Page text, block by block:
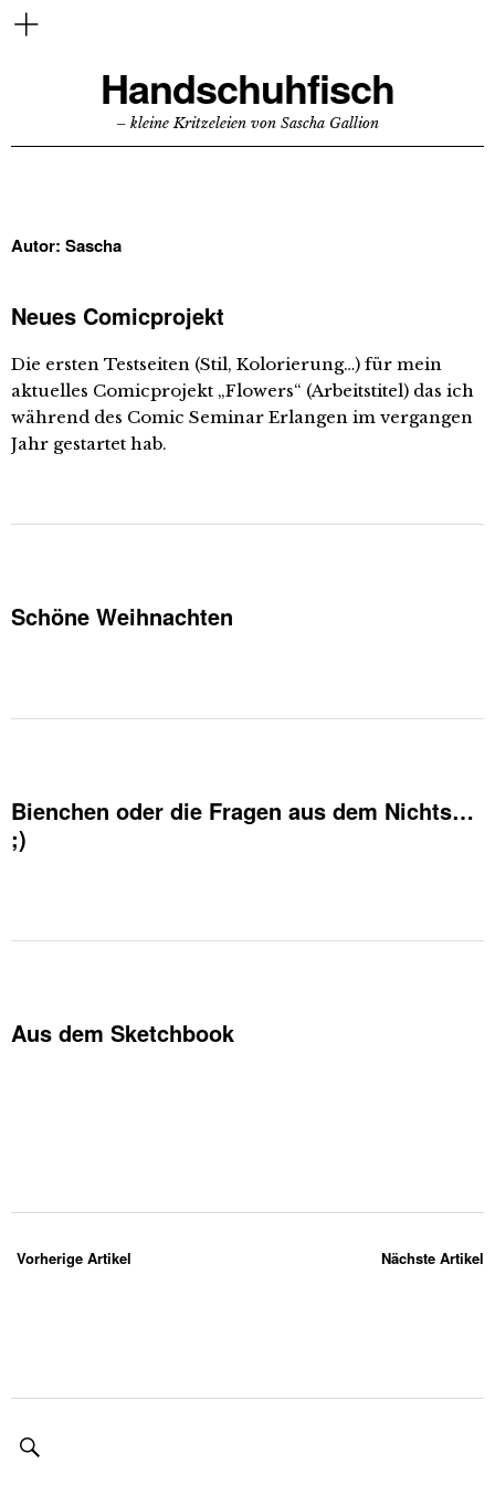
Handschuhfisch
– kleine Kritzeleien von Sascha Gallion
Autor: Sascha
Neues Comicprojekt
Die ersten Testseiten (Stil, Kolorierung…) für mein
aktuelles Comicprojekt „Flowers“ (Arbeitstitel) das ich
während des Comic Seminar Erlangen im vergangen
Jahr gestartet hab.
Schöne Weihnachten
Bienchen oder die Fragen aus dem Nichts…
;)
Aus dem Sketchbook
Vorherige Artikel Nächste Artikel